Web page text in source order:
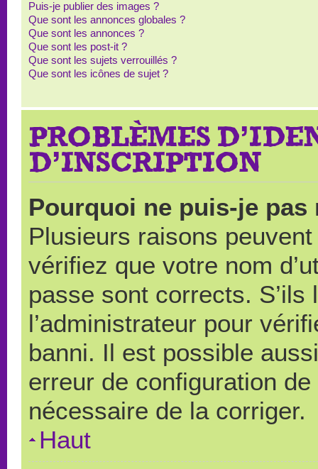
Puis-je publier des images ?
Que sont les annonces globales ?
Que sont les annonces ?
Que sont les post-it ?
Que sont les sujets verrouillés ?
Que sont les icônes de sujet ?
PROBLÈMES
D’INSCRIPTION
Pourquoi ne puis-je pas
Plusieurs raisons
vérifiez que votre nom
passe sont corrects.
l’administrateur pour
banni. Il est possible
erreur de configuration
nécessaire de la corriger.
Haut